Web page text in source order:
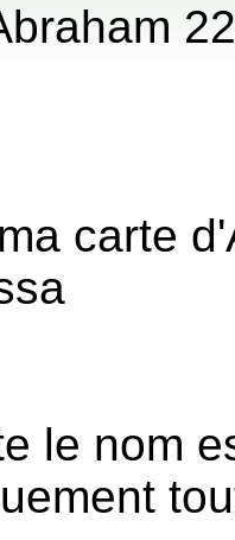
carte
le nom